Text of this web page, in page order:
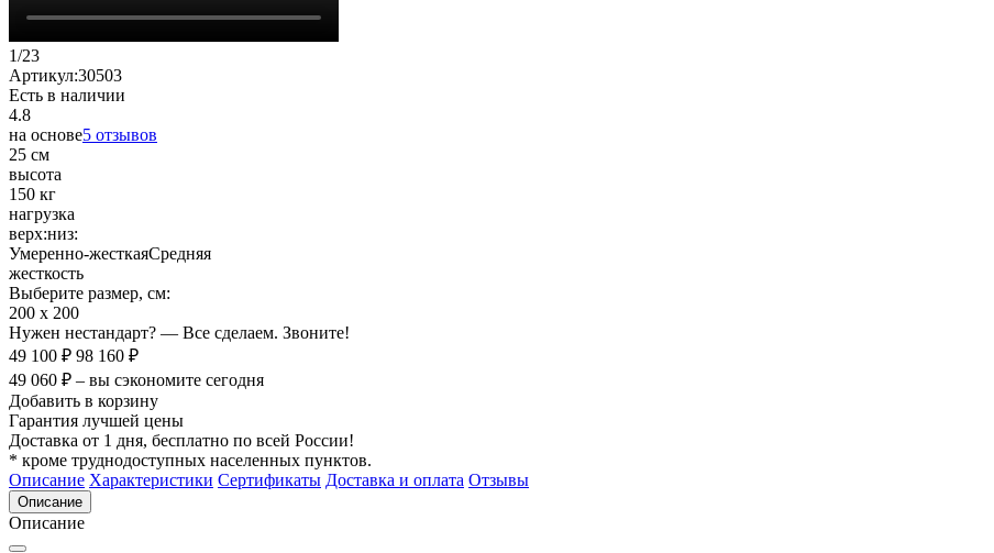
1/23
Артикул:30503
Есть в наличии
4.8
на основе5 отзывов
25 см
высота
150 кг
нагрузка
верх:низ:
Умеренно-жесткаяСредняя
жесткость
Выберите размер, см:
200 х 200
Нужен нестандарт? — Все сделаем. Звоните!
49 100 ₽ 98 160 ₽
49 060 ₽ – вы сэкономите сегодня
Добавить в корзину
Гарантия лучшей цены
Доставка от 1 дня, бесплатно по всей России!
* кроме труднодоступных населенных пунктов.
Описание Характеристики Сертификаты Доставка и оплата Отзывы
Описание
Описание